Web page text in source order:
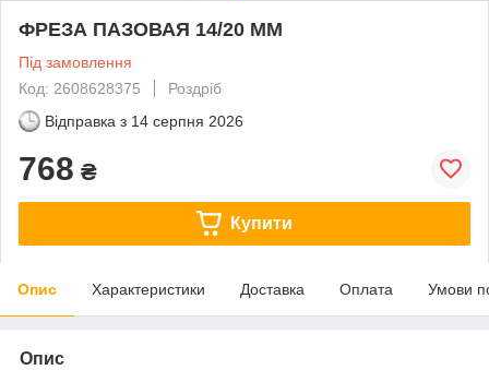
ФРЕЗА ПАЗОВАЯ 14/20 MM
Під замовлення
Код: 2608628375
Роздріб
Відправка з 14 серпня 2026
768 ₴
Купити
Опис Характеристики Доставка Оплата Умови
Опис